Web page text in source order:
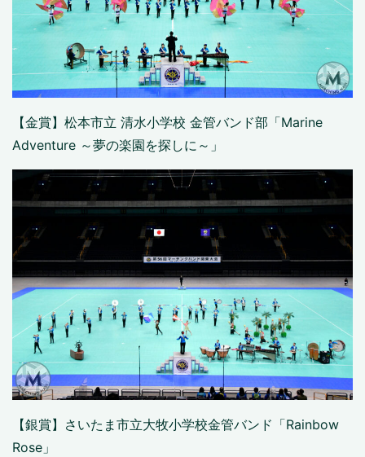
【金賞】松本市立 清水小学校 金管バンド部「Marine
Adventure ～夢の楽園を探しに～」
【銀賞】さいたま市立大牧小学校金管バンド「Rainbow
Rose」